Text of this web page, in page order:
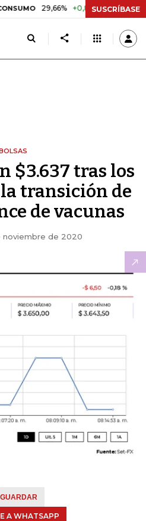
29,66% +0,87% +3,02% DTF
SUSCRÍBASE
$3.637 tras los
transición de
de vacunas
noviembre de 2020
GUARDAR
A WHATSAPP